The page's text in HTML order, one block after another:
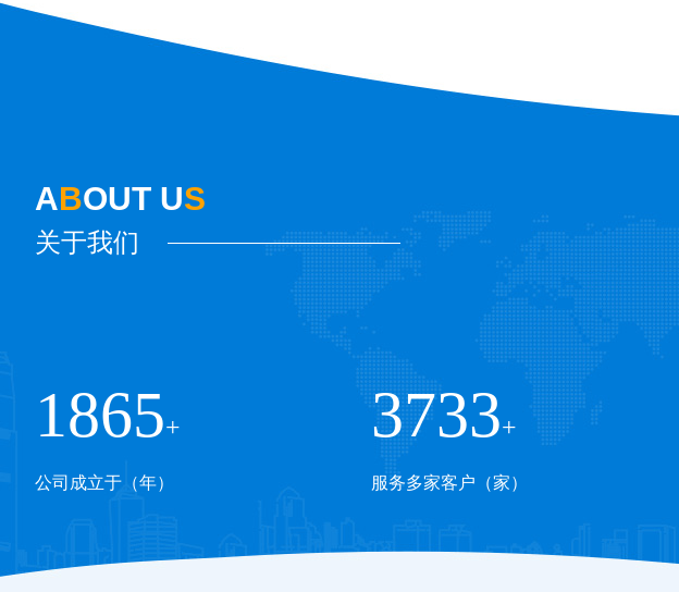
ABOUT US
关于我们
1998+
公司成立于（年）
4000+
服务多家客户（家）